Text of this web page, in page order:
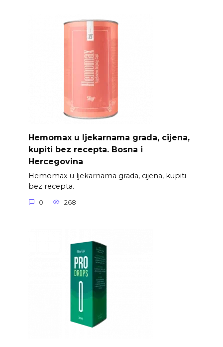
Hemomax u ljekarnama grada, cijena,
kupiti bez recepta. Bosna i
Hercegovina
Hemomax u ljekarnama grada, cijena, kupiti
bez recepta.
0 268